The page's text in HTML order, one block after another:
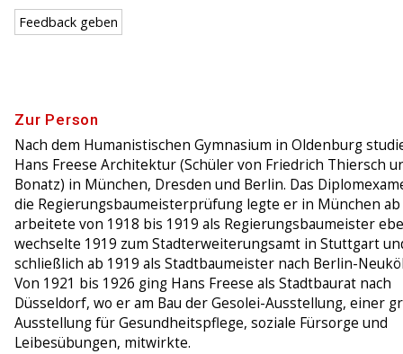
Zur Person
Nach dem Humanistischen Gymnasium in Oldenburg
Hans Freese Architektur (Schüler von Friedrich Thiersch
Bonatz) in München, Dresden und Berlin. Das
die Regierungsbaumeisterprüfung legte er in München
arbeitete von 1918 bis 1919 als Regierungsbaumeister
wechselte 1919 zum Stadterweiterungsamt in Stuttgart
schließlich ab 1919 als Stadtbaumeister nach Berlin-
Von 1921 bis 1926 ging Hans Freese als Stadtbaurat nach
Düsseldorf, wo er am Bau der Gesolei-Ausstellung, einer
Ausstellung für Gesundheitspflege, soziale Fürsorge und
Leibesübungen, mitwirkte.
Feedback geben